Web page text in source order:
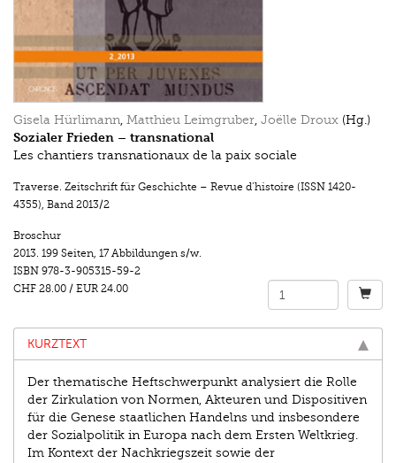
Gisela Hürlimann, Matthieu Leimgruber, Joëlle Droux (Hg.)
Sozialer Frieden – transnational
Les chantiers transnationaux de la paix sociale
Traverse. Zeitschrift für Geschichte – Revue d’histoire (ISSN 1420-
4355), Band 2013/2
Broschur
2013. 199 Seiten, 17 Abbildungen s/w.
ISBN 978-3-905315-59-2
CHF 28.00 / EUR 24.00
KURZTEXT
Der thematische Heftschwerpunkt analysiert die Rolle
der Zirkulation von Normen, Akteuren und Dispositiven
für die Genese staatlichen Handelns und insbesondere
der Sozialpolitik in Europa nach dem Ersten Weltkrieg.
Im Kontext der Nachkriegszeit sowie der